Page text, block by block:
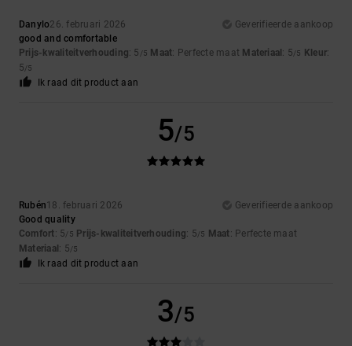
Danylo26. februari 2026
Geverifieerde aankoop
good and comfortable
Prijs-kwaliteitverhouding: 5 /5 Maat: Perfecte maat Materiaal : 5/5 Kleur:
5/5
Ik raad dit product aan
5/5
Rubén18. februari 2026
Geverifieerde aankoop
Good quality
Comfort: 5/5 Prijs-kwaliteitverhouding: 5/5 Maat: Perfecte maat
Materiaal : 5/5
Ik raad dit product aan
3/5